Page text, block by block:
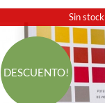
Sin stock
DESCUENTO!